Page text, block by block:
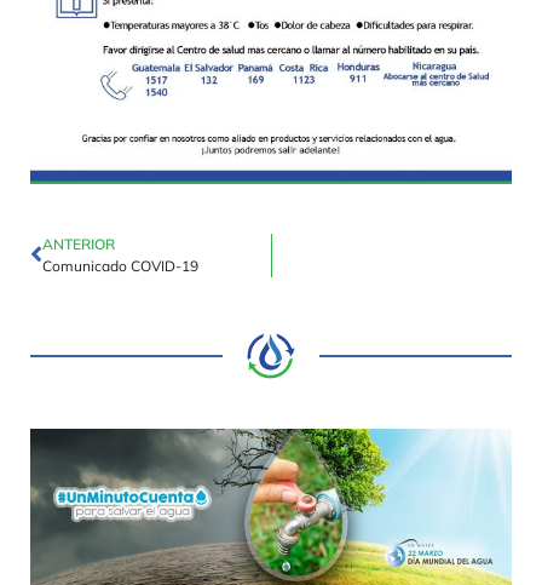
ANTERIOR
Comunicado COVID-19